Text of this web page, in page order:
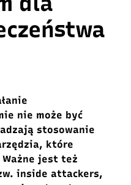
nie może być
stosowanie
które
jest też
inside attackers,